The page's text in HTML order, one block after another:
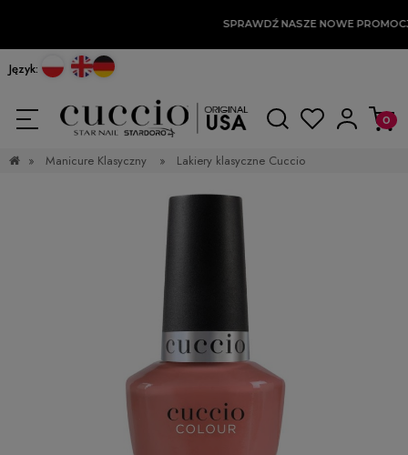
SPRAWDŹ NASZE NOWE
Język:
» Manicure Klasyczny » Lakiery klasyczne Cuccio